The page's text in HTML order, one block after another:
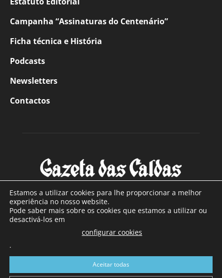
Campanha “Assinaturas do Centenário”
Ficha técnica e História
Podcasts
Newsletters
Contactos
SOBRE NÓS
Com sede nas Caldas da Rainha e mais de 90 anos de
a sul de distrito de Leiria, com mais de 40.000 leitores por
toda a região Oeste. Jornal com distribuição em Portugal
Estamos a utilizar cookies para lhe proporcionar a melhor
experiência no nosso website.
Pode saber mais sobre os cookies que estamos a utilizar ou
desactivá-los em
configurar cookies
.
Aceitar todas